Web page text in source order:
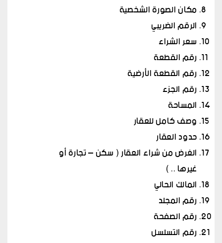
مكان الصورة الشخصية
الرقم الضريبي
سعر الشراء
رقم القطعة
رقم القطعة الأرضية
رقم الجزء
المساحة
وصف كامل للعقار
حدود العقار
الغرض من شراء العقار ( سكن – تجارة أو
غيرها .. )
المالك الحالي
رقم المجلد
رقم الصفحة
رقم التسلسل